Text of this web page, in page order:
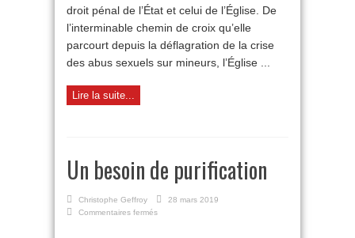
droit pénal de l’État et celui de l’Église. De
l’interminable chemin de croix qu’elle
parcourt depuis la déflagration de la crise
des abus sexuels sur mineurs, l’Église ...
Lire la suite...
Un besoin de purification
Christophe Geffroy
28 mars 2019
Commentaires fermés